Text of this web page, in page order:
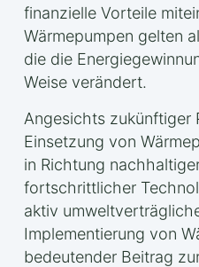
finanzielle Vorteile
Wärmepumpen gelten
die die
Weise verändert.
Angesichts zukünftiger
Einsetzung von
in Richtung
fortschrittlicher
aktiv
Implementierung von
bedeutender Beitrag